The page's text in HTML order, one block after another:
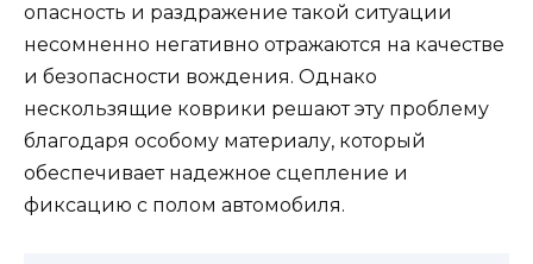
опасность и раздражение такой ситуации
несомненно негативно отражаются на качестве
и безопасности вождения. Однако
нескользящие коврики решают эту проблему
благодаря особому материалу, который
обеспечивает надежное сцепление и
фиксацию с полом автомобиля.